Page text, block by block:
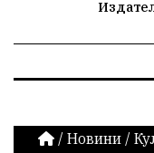
/ Новини /